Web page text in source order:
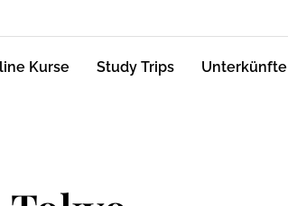
Kurse Study Trips Unterkünfte